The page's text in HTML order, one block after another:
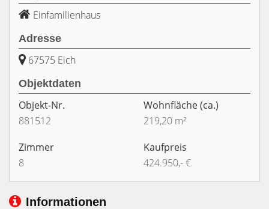
Einfamilienhaus
Adresse
67575 Eich
Objektdaten
Objekt-Nr.
881512
Wohnfläche(ca.)
219,20 m²
Zimmer
8
Kaufpreis
424.950,- €
Informationen